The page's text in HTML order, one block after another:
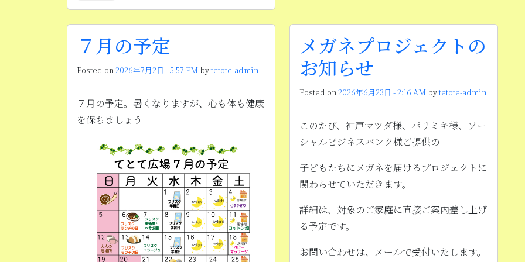
７月の予定
Posted on 2026年7月2日 - 5:57 PM bytetote-admin
７月の予定。暑くなりますが、心も体も健康
を保ちましょう
メガネプロジェクトの
お知らせ
Posted on 2026年6月23日 - 2:16 AM bytetote-admin
このたび、神戸マツダ様、パリミキ様、ソー
シャルビジネスバンク様ご提供の
子どもたちにメガネを届けるプロジェクトに
関わらせていただきます。
詳細は、対象のご家庭に直接ご案内差し上げ
る予定です。
お問い合わせは、メールで受付いたします。